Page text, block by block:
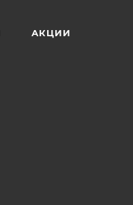
АКЦИИ